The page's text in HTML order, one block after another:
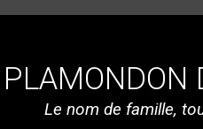
Le nom de famille,